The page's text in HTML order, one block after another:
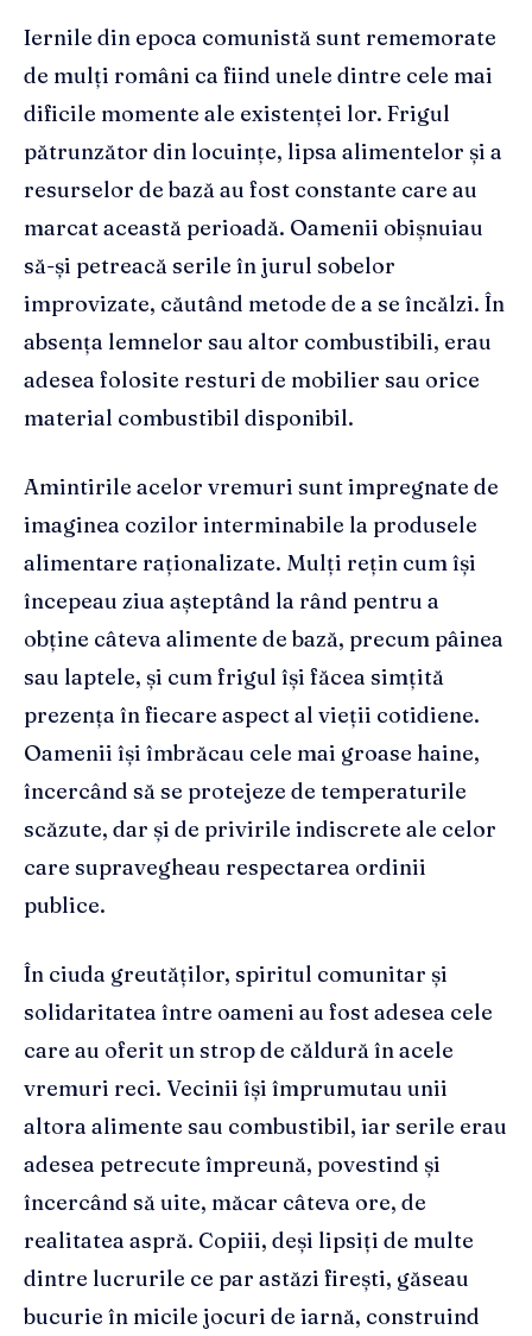
Iernile din epoca comunistă sunt rememorate
de mulți români ca fiind unele dintre cele mai
dificile momente ale existenței lor. Frigul
pătrunzător din locuințe, lipsa alimentelor și a
resurselor de bază au fost constante care au
marcat această perioadă. Oamenii obișnuiau
să-și petreacă serile în jurul sobelor
improvizate, căutând metode de a se încălzi. În
absența lemnelor sau altor combustibili, erau
adesea folosite resturi de mobilier sau orice
material combustibil disponibil.
Amintirile acelor vremuri sunt impregnate de
imaginea cozilor interminabile la produsele
alimentare raționalizate. Mulți rețin cum își
începeau ziua așteptând la rând pentru a
obține câteva alimente de bază, precum pâinea
sau laptele, și cum frigul își făcea simțită
prezența în fiecare aspect al vieții cotidiene.
Oamenii își îmbrăcau cele mai groase haine,
încercând să se protejeze de temperaturile
scăzute, dar și de privirile indiscrete ale celor
care supravegheau respectarea ordinii
publice.
În ciuda greutăților, spiritul comunitar și
solidaritatea între oameni au fost adesea cele
care au oferit un strop de căldură în acele
vremuri reci. Vecinii își împrumutau unii
altora alimente sau combustibil, iar serile erau
adesea petrecute împreună, povestind și
încercând să uite, măcar câteva ore, de
realitatea aspră. Copiii, deși lipsiți de multe
dintre lucrurile ce par astăzi firești, găseau
bucurie în micile jocuri de iarnă, construind